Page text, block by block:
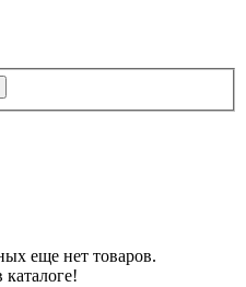
еще нет товаров.